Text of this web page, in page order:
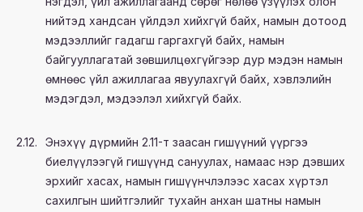
нийтэд хандсан үйлдэл хийхгүй байх, намын дотоод
мэдээллийг гадагш гаргахгүй байх, намын
байгууллагатай зөвшилцөхгүйгээр дур мэдэн намын
өмнөөс үйл ажиллагаа явуулахгүй байх, хэвлэлийн
мэдэгдэл, мэдээлэл хийхгүй байх.
2.12.
Энэхүү дүрмийн 2.11-т заасан гишүүний үүргээ
биелүүлээгүй гишүүнд сануулах, намаас нэр дэвших
эрхийг хасах, намын гишүүнчлэлээс хасах хүртэл
сахилгын шийтгэлийг тухайн анхан шатны намын